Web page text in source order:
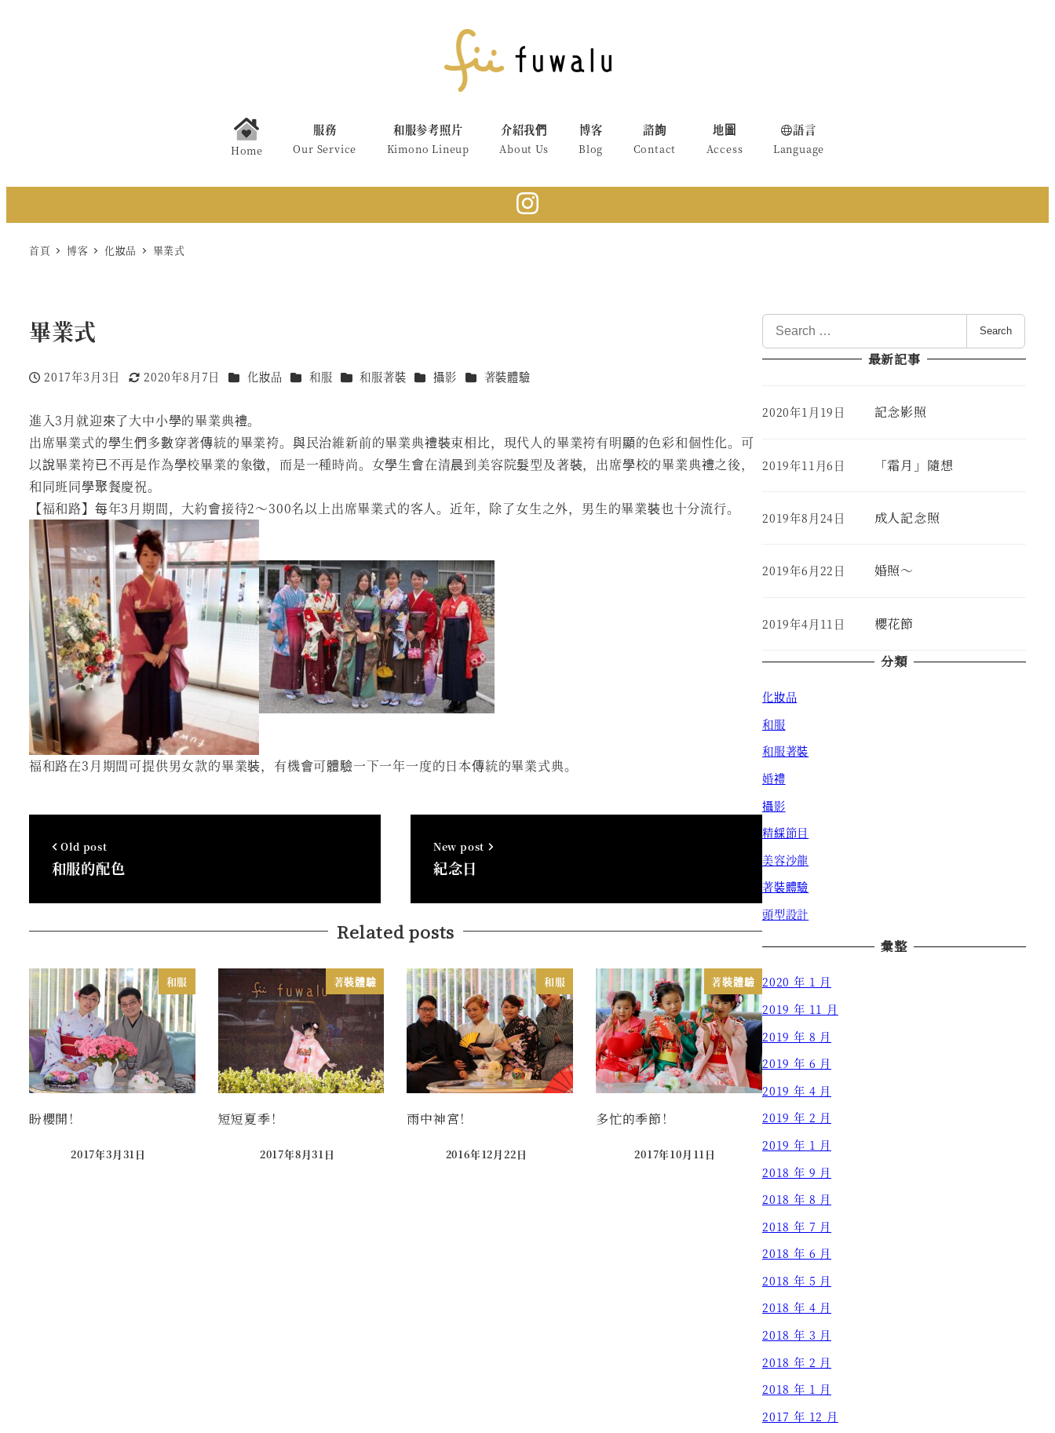
Home
服務
Our Service
和服参考照片
Kimono Lineup
介紹我們
About Us
博客
Blog
諮詢
Contact
地圖
Access
語言
Language
首頁 博客 化妝品 畢業式
畢業式
Published
2017年3月3日
Modified
2020年8月7日 分類化妝品 分類和服 分類和服著裝 分類攝影 分類著裝體驗
進入3月就迎來了大中小學的畢業典禮。
出席畢業式的學生們多數穿著傳統的畢業袴。與民治維新前的畢業典禮裝束相比，現代人的畢業袴有明顯的色彩和個性化。可
以說畢業袴已不再是作為學校畢業的象徵，而是一種時尚。女學生會在清晨到美容院髮型及著裝，出席學校的畢業典禮之後，
和同班同學聚餐慶祝。
【福和路】每年3月期間，大約會接待2～300名以上出席畢業式的客人。近年，除了女生之外，男生的畢業裝也十分流行。
福和路在3月期間可提供男女款的畢業裝，有機會可體驗一下一年一度的日本傳統的畢業式典。
Old post
和服的配色
New post
紀念日
Related posts
和服
盼櫻開！
Published
2017年3月31日
著裝體驗
短短夏季！
Published
2017年8月31日
和服
雨中神宮！
Published
2016年12月22日
著裝體驗
多忙的季節！
Published
2017年10月11日
S
e
a
h
o
Search
最新記事
記念影照
Published
2020年1月19日
「霜月」隨想
Published
2019年11月6日
成人記念照
Published
2019年8月24日
婚照～
Published
2019年6月22日
櫻花節
Published
2019年4月11日
分類
化妝品
和服
和服著裝
婚禮
攝影
精綵節目
美容沙龍
著裝體驗
頭型設計
彙整
2020 年 1 月
2019 年 11 月
2019 年 8 月
2019 年 6 月
2019 年 4 月
2019 年 2 月
2019 年 1 月
2018 年 9 月
2018 年 8 月
2018 年 7 月
2018 年 6 月
2018 年 5 月
2018 年 4 月
2018 年 3 月
2018 年 2 月
2018 年 1 月
2017 年 12 月